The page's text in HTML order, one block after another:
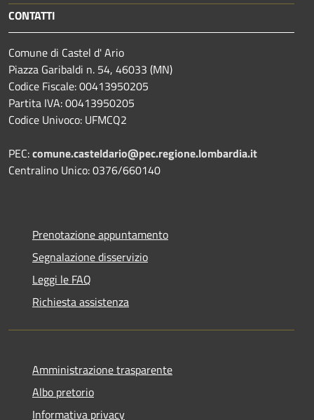
CONTATTI
Comune di Castel d' Ario
Piazza Garibaldi n. 54, 46033 (MN)
Codice Fiscale: 00413950205
Partita IVA: 00413950205
Codice Univoco: UFMCQ2
PEC:comune.casteldario@pec.regione.lombardia.it
Centralino Unico: 0376/660140
Prenotazione appuntamento
Segnalazione disservizio
Leggi le FAQ
Richiesta assistenza
Amministrazione trasparente
Albo pretorio
Informativa privacy